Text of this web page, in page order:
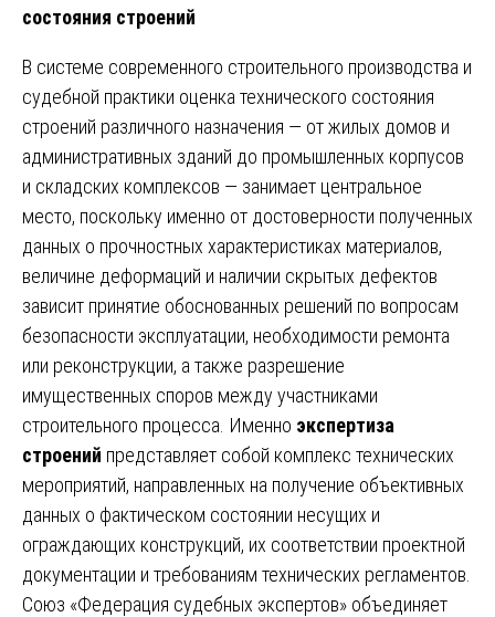
состояния строений
В системе современного строительного производства и
судебной практики оценка технического состояния
строений различного назначения — от жилых домов и
административных зданий до промышленных корпусов
и складских комплексов — занимает центральное
место, поскольку именно от достоверности полученных
данных о прочностных характеристиках материалов,
величине деформаций и наличии скрытых дефектов
зависит принятие обоснованных решений по вопросам
безопасности эксплуатации, необходимости ремонта
или реконструкции, а также разрешение
имущественных споров между участниками
строительного процесса. Именно экспертиза
строений представляет собой комплекс технических
мероприятий, направленных на получение объективных
данных о фактическом состоянии несущих и
ограждающих конструкций, их соответствии проектной
документации и требованиям технических регламентов.
Союз «Федерация судебных экспертов» объединяет